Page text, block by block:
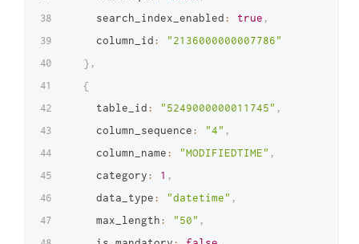
    search_index_enabled
: true ,
    column_id
:
"2136000000007786"
} ,
{
    table_id
: "5249000000011745" ,
    column_sequence
: "4" ,
    column_name
: "MODIFIEDTIME" ,
    category
: 1 ,
    data_type
: "datetime" ,
    max_length
: "50" ,